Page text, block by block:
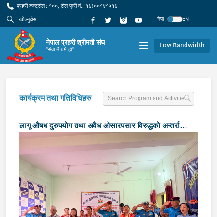
प्रहरी कन्ट्रोल : १००, टोल फ्री नं.: १६६००१४१५१६
नेपा
EN
नेपाल प्रहरी श्रीमती संघ
"सेवा नै धर्म हो" Low Bandwidth
कार्यक्रम तथा गतिविधिहरु
लागू औषध दुरुपयोग तथा अवैध ओसारपसार विरुद्धको अन्तर्राष्ट्रिय
दिवस–२०२६ को अवसरमा शैक्षिक सामग्री वितरण तथा लागू औषध
दुरुपयोग सम्बन्धी सचेतनामूलक कार्यक्रम सम्पन्न ।